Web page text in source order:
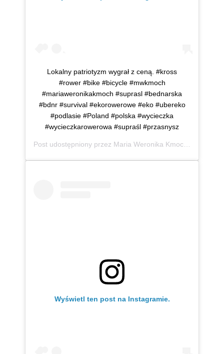
Lokalny patriotyzm wygrał z ceną. #kross
#rower #bike #bicycle #mwkmoch
#mariaweronikakmoch #suprasl #bednarska
#bdnr #survival #ekorowerowe #eko #ubereko
#podlasie #Poland #polska #wycieczka
#wycieczkarowerowa #supraśl #przasnysz
Post udostępniony przez Maria Weronika Kmoch
Wyświetl ten post na Instagramie.